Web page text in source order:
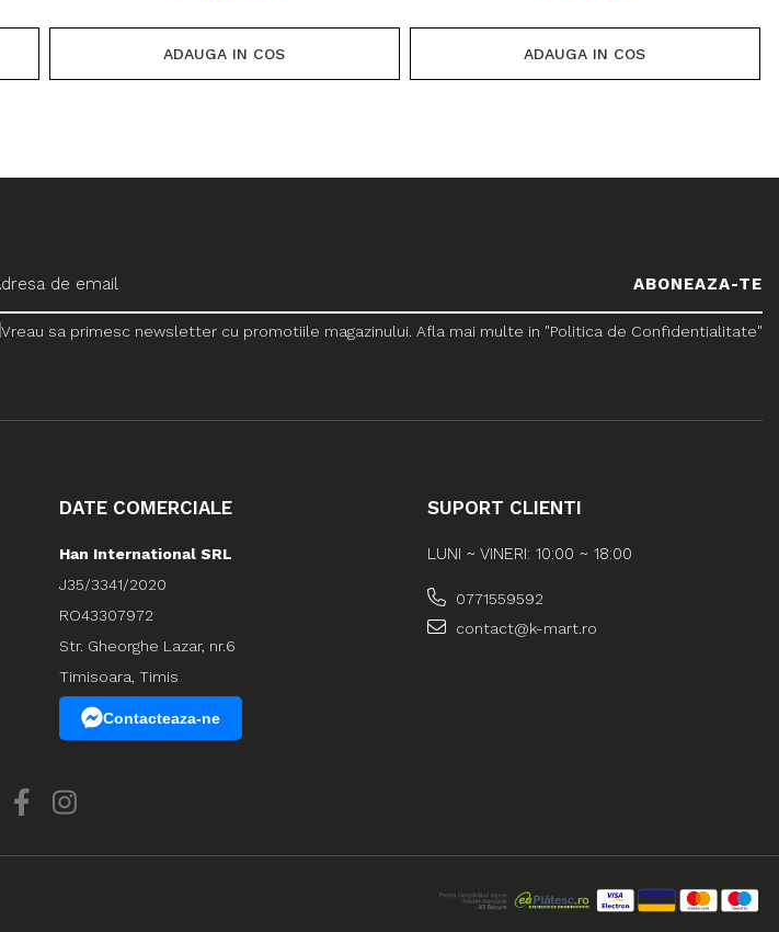
ADAUGA IN COS ADAUGA IN COS
Vreau sa primesc newsletter cu promotiile magazinului. Afla mai multe in "Politica de Confidentialitate"
DATE COMERCIALE
Han International SRL
J35/3341/2020
RO43307972
Str. Gheorghe Lazar, nr.6
Timisoara, Timis
Contacteaza-ne
SUPORT CLIENTI
LUNI ~ VINERI: 10:00 ~ 18:00
0771559592
contact@k-mart.ro